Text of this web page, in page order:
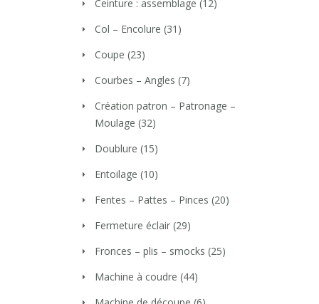
Ceinture : assemblage (12)
Col – Encolure (31)
Coupe (23)
Courbes – Angles (7)
Création patron – Patronage –
Moulage (32)
Doublure (15)
Entoilage (10)
Fentes – Pattes – Pinces (20)
Fermeture éclair (29)
Fronces – plis – smocks (25)
Machine à coudre (44)